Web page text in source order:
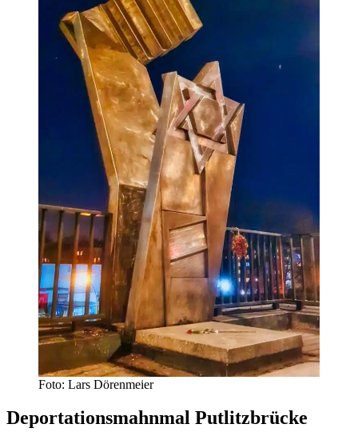
Foto: Lars Dörenmeier
Deportationsmahnmal Putlitzbrücke